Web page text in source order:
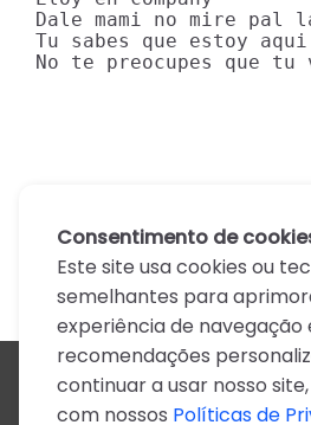
Dale mami no mire pal
Tu sabes que estoy aqui
No te preocupes que
Todos os
Consentimento de
Este site usa cookies ou
semelhantes para
experiência de
recomendações
continuar a usar nosso
com nossos Políticas de